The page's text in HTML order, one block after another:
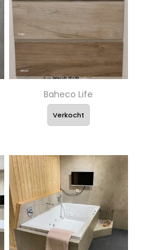
Baheco Life
Verkocht